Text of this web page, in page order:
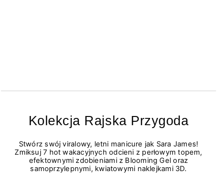
Kolekcja Rajska Przygoda
Stwórz swój viralowy, letni manicure jak Sara James!
Zmiksuj 7 hot wakacyjnych odcieni z perłowym topem,
efektownymi zdobieniami z Blooming Gel oraz
samoprzylepnymi, kwiatowymi naklejkami 3D.